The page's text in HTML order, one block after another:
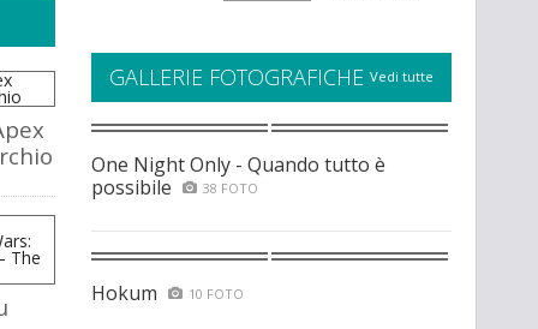
GALLERIE FOTOGRAFICHE Vedi tutte
One Night Only - Quando tutto è
possibile
38 FOTO
Hokum 10 FOTO